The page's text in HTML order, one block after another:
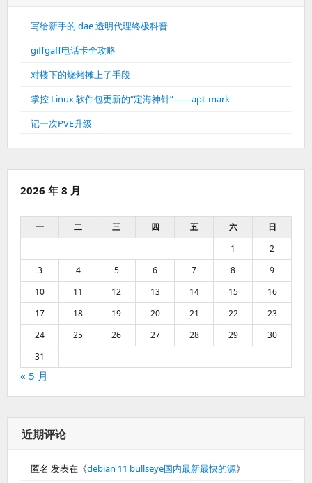
写给新手的 dae 透明代理终极科普
giffgaff电话卡全攻略
对楼下的烧烤摊上了手段
掌控 Linux 软件包更新的“定海神针”——apt-mark
记一次PVE升级
2026 年 8 月
一 二 三 四 五 六
日
1
2
3
4 5 6 7 8
9
10
11 12 13 14 15
16
17
18 19 20 21 22
23
24
25 26 27 28 29
30
31
« 5 月
近期评论
匿名 发表在《debian 11 bullseye国内最新最快的源》